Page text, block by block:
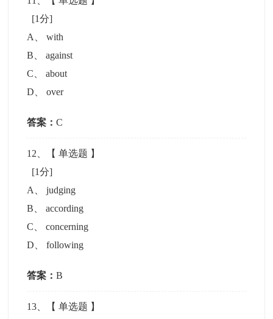
[1分]
A
、with
B 、against
C 、about
D 、over
答案：C
12 、【单选题 】
[1分]
A
、judging
B 、according
C 、concerning
D 、following
答案：B
13 、【单选题 】